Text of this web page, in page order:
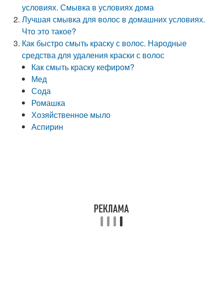
условиях. Смывка в условиях дома
Лучшая смывка для волос в домашних условиях.
Что это такое?
Как быстро смыть краску с волос. Народные
средства для удаления краски с волос
Как смыть краску кефиром?
Мед
Сода
Ромашка
Хозяйственное мыло
Аспирин